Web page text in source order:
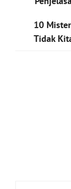
10
Tidak